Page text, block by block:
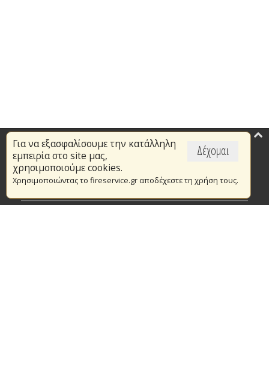
Δέχομαι
Για να εξασφαλίσουμε την κατάλληλη
εμπειρία στο site μας,
χρησιμοποιούμε cookies.
Χρησιμοποιώντας το fireservice.gr αποδέχεστε τη χρήση τους.
Επικαιρότητα
Το Πυροσβεστικό Σώμα